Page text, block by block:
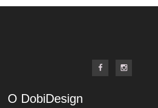
O DobiDesign